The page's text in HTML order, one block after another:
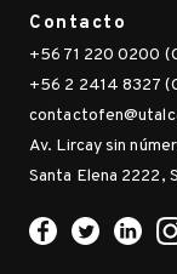
Contacto
+56 71 220 0200
+56 2 2414 8327
Av. Lircay sin
Santa Elena 2222,